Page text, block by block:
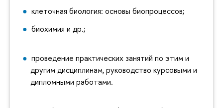
клеточная биология: основы биопроцессов;
биохимия и др.;
проведение практических занятий по этим и
другим дисциплинам, руководство курсовыми и
дипломными работами.